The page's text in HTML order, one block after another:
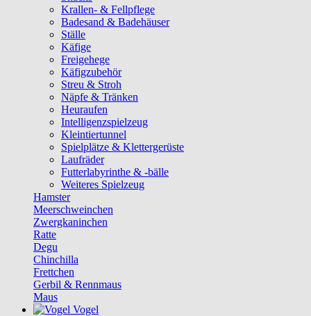
Krallen- & Fellpflege
Badesand & Badehäuser
Ställe
Käfige
Freigehege
Käfigzubehör
Streu & Stroh
Näpfe & Tränken
Heuraufen
Intelligenzspielzeug
Kleintiertunnel
Spielplätze & Klettergerüste
Laufräder
Futterlabyrinthe & -bälle
Weiteres Spielzeug
Hamster
Meerschweinchen
Zwergkaninchen
Ratte
Degu
Chinchilla
Frettchen
Gerbil & Rennmaus
Maus
Vogel